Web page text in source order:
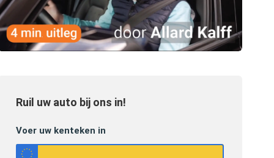
Ruil uw auto bij ons in!
Voer uw kenteken in